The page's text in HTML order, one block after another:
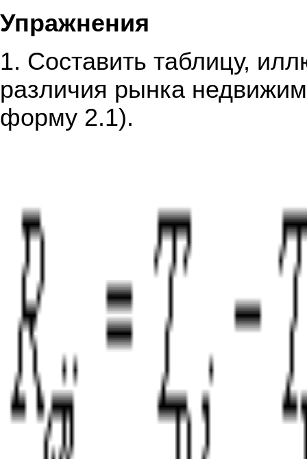
Упражнения
1. Составить таблицу,
различия рынка
форму 2.1).